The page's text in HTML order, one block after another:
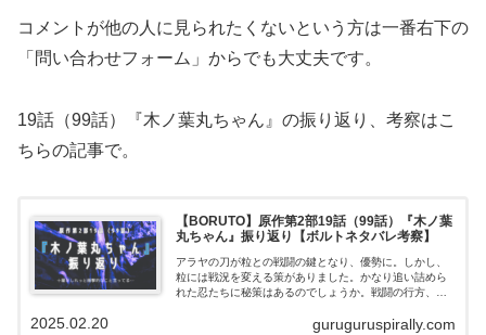
コメントが他の人に見られたくないという方は一番右下の
「問い合わせフォーム」からでも大丈夫です。
19話（99話）『木ノ葉丸ちゃん』の振り返り、考察はこ
ちらの記事で。
【BORUTO】原作第2部19話（99話）『木ノ葉
丸ちゃん』振り返り【ボルトネタバレ考察】
アラヤの刀が粒との戦闘の鍵となり、優勢に。しかし、
粒には戦況を変える策がありました。かなり追い詰めら
れた忍たちに秘策はあるのでしょうか。戦闘の行方、そ
いつつ、一連の流れをわかりやすく振り返ります。また
guruguruspirally.com
2025.02.20